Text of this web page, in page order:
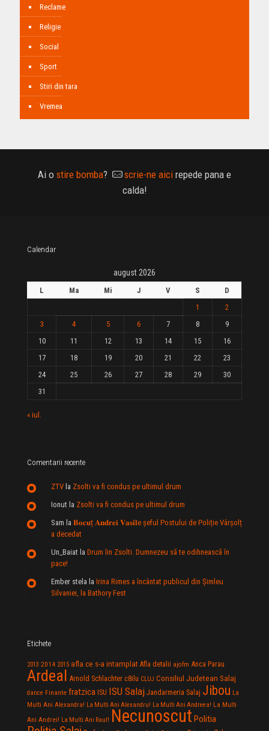
Reclame
Religie
Social
Sport
Stiri din tara
Vremea
Ai o stire bomba? scrie-ne aici repede pana e
calda!
Calendar
august 2026
L Ma Mi J V S
D
1
2
3
4 5 6 7 8
9
10
11 12 13 14 15
16
17
18 19 20 21 22
23
24
25 26 27 28 29
30
31
« iul.
Comentarii recente
ZTV la Zsolti va fi condus pe ultimul drum
Ionut la Zsolti va fi condus pe ultimul drum
Sam la 𝐁𝐨𝐜𝐮ț 𝐀𝐧𝐝𝐫𝐞𝐢 𝐕𝐚𝐬𝐢𝐥e şeful Postului de Poliție Vârșolț
a decedat
Un_Baiat la Drum lin Zsolti. Dumnezeu sã te odihneascã în
pace!
Ember stela la Irina Rimes a încântat publicul din Şimleu
Silvaniei, la Bathory Fest
Etichete
2013 2014 2015 afla ce s-a intamplat Afla detalii ajofm Anca Parau
Ardeal Arnold Schlachter c8ilu CLUJ Consiliul Judetean Salaj
dance Finante fratzica ISU ISU Salaj Jandarmeria Salaj Jibou La
Multi Ani Alexandra! La Multi Ani Alexandru! La Multi Ani Andreea! La Multi
Ani Andrei! La Multi Ani Raul! Necunoscut Politia